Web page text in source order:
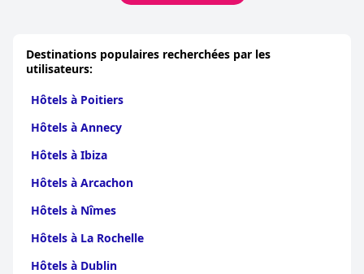
Destinations populaires recherchées par les
utilisateurs:
Hôtels à Poitiers
Hôtels à Annecy
Hôtels à Ibiza
Hôtels à Arcachon
Hôtels à Nîmes
Hôtels à La Rochelle
Hôtels à Dublin